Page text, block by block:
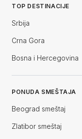
TOP DESTINACIJE
Srbija
Crna Gora
Bosna i Hercegovina
PONUDA SMEŠTAJA
Beograd smeštaj
Zlatibor smeštaj